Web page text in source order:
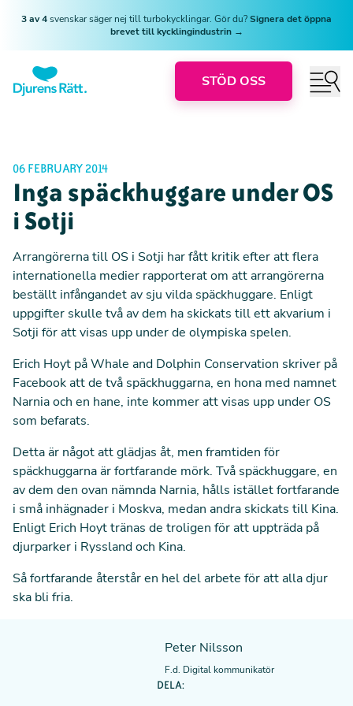
3 av 4svenskar säger nej till turbokycklingar. Gör du?Signera det öppna
brevet till kycklingindustrin →
STÖD OSS
06 FEBRUARY 2014
Inga späckhuggare under OS
i Sotji
Arrangörerna till OS i Sotji har fått kritik efter att flera
internationella medier rapporterat om att arrangörerna
beställt infångandet av sju vilda späckhuggare. Enligt
uppgifter skulle två av dem ha skickats till ett akvarium i
Sotji för att visas upp under de olympiska spelen.
Erich Hoyt på Whale and Dolphin Conservation skriver på
Facebookatt de två späckhuggarna, en hona med namnet
Narnia och en hane, inte kommer att visas upp under OS
som befarats.
Detta är något att glädjas åt, men framtiden för
späckhuggarna är fortfarande mörk. Två späckhuggare, en
av dem den ovan nämnda Narnia, hålls istället fortfarande
i små inhägnader i Moskva, medan andra skickats till Kina.
Enligt Erich Hoyt tränas de troligen för att uppträda på
djurparker i Ryssland och Kina.
Så fortfarande återstår en hel del arbete för att alla djur
ska bli fria.
Peter Nilsson
F.d. Digital kommunikatör
DELA: